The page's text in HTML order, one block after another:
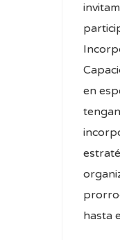
en
hasta